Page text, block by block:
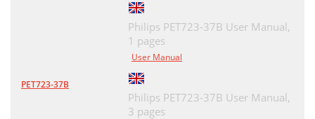
PET723-37B
Philips PET723-37B User Manual,
1 pages
User Manual
Philips PET723-37B User Manual,
3 pages